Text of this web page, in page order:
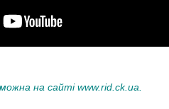
на сайтіwww.rid.ck.ua.